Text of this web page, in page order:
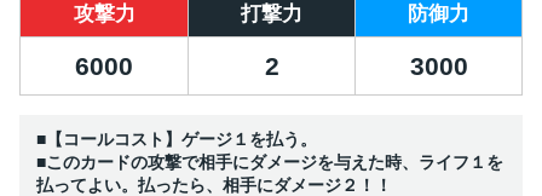
攻撃力 打撃力 防御力
6000 2 3000
■【コールコスト】ゲージ１を払う。
■このカードの攻撃で相手にダメージを与えた時、ライフ１を
払ってよい。払ったら、相手にダメージ２！！